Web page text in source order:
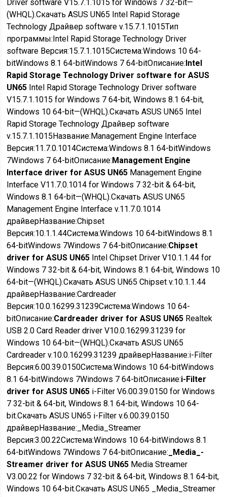
Driver software V15.7.1.1015 for Windows 7 32-bit—
(WHQL).Скачать ASUS UN65 Intel Rapid Storage
Technology Драйвер software v.15.7.1.1015Тип
программы:Intel Rapid Storage Technology Driver
software Версия:15.7.1.1015Система:Windows 10 64-
bitWindows 8.1 64-bitWindows 7 64-bitОписание:Intel
Rapid Storage Technology Driver software for ASUS
UN65 Intel Rapid Storage Technology Driver software
V15.7.1.1015 for Windows 7 64-bit, Windows 8.1 64-bit,
Windows 10 64-bit—(WHQL).Скачать ASUS UN65 Intel
Rapid Storage Technology Драйвер software
v.15.7.1.1015Название:Management Engine Interface
Версия:11.7.0.1014Система:Windows 8.1 64-bitWindows
7Windows 7 64-bitОписание:Management Engine
Interface driver for ASUS UN65 Management Engine
Interface V11.7.0.1014 for Windows 7 32-bit &­ 64-bit,
Windows 8.1 64-bit—(WHQL).Скачать ASUS UN65
Management Engine Interface v.11.7.0.1014
драйверНазвание:Chipset
Версия:10.1.1.44Система:Windows 10 64-bitWindows 8.1
64-bitWindows 7Windows 7 64-bitОписание:Chipset
driver for ASUS UN65 Intel Chipset Driver V10.1.1.44 for
Windows 7 32-bit &­ 64-bit, Windows 8.1 64-bit, Windows 10
64-bit—(WHQL).Скачать ASUS UN65 Chipset v.10.1.1.44
драйверНазвание:Cardreader
Версия:10.0.16299.31239Система:Windows 10 64-
bitОписание:Cardreader driver for ASUS UN65 Realtek
USB 2.0 Card Reader driver V10.0.16299.31239 for
Windows 10 64-bit—(WHQL).Скачать ASUS UN65
Cardreader v.10.0.16299.31239 драйверНазвание:i-Filter
Версия:6.00.39.0150Система:Windows 10 64-bitWindows
8.1 64-bitWindows 7Windows 7 64-bitОписание:i-Filter
driver for ASUS UN65 i-Filter V6.00.39.0150 for Windows
7 32-bit &­ 64-bit, Windows 8.1 64-bit, Windows 10 64-
bit.Скачать ASUS UN65 i-Filter v.6.00.39.0150
драйверНазвание: _­Media_­Streamer
Версия:3.00.22Система:Windows 10 64-bitWindows 8.1
64-bitWindows 7Windows 7 64-bitОписание: _­Media_­
Streamer driver for ASUS UN65 Media Streamer
V3.00.22 for Windows 7 32-bit &­ 64-bit, Windows 8.1 64-bit,
Windows 10 64-bit.Скачать ASUS UN65 _­Media_­Streamer